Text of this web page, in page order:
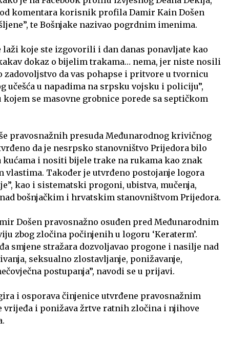
komentara korisnik profila Damir Kain Došen
te Bošnjake nazivao pogrdnim imenima.
koje ste izgovorili i dan danas ponavljate kao
dokaz o bijelim trakama… nema, jer niste nosili
da vas pohapse i pritvore u tvornicu
učešća u napadima na srpsku vojsku i policiju”,
kojem se masovne grobnice porede sa septičkom
pravosnažnih presuda Međunarodnog krivičnog
da je nesrpsko stanovništvo Prijedora bilo
i nositi bijele trake na rukama kao znak
Također je utvrđeno postojanje logora
kao i sistematski progoni, ubistva, mučenja,
bošnjačkim i hrvatskim stanovništvom Prijedora.
Došen pravosnažno osuđen pred Međunarodnim
zbog zločina počinjenih u logoru ‘Keraterm’.
smjene stražara dozvoljavao progone i nasilje nad
seksualno zlostavljanje, ponižavanje,
postupanja”, navodi se u prijavi.
i osporava činjenice utvrđene pravosnažnim
vrijeđa i ponižava žrtve ratnih zločina i njihove